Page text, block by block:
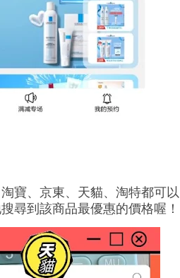
寶、京東、天貓、淘特都可以
尋到該商品最優惠的價格喔！